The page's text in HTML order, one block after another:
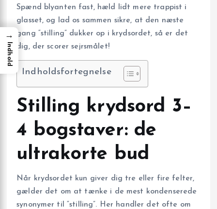
Spænd blyanten fast, hæld lidt mere trappist i
glasset, og lad os sammen sikre, at den næste
gang “stilling” dukker op i krydsordet, så er det
dig, der scorer sejrsmålet!
Indholdsfortegnelse
Stilling krydsord 3–
4 bogstaver: de
ultrakorte bud
Når krydsordet kun giver dig tre eller fire felter,
gælder det om at tænke i de mest kondenserede
synonymer til “stilling”. Her handler det ofte om
→
Indhold